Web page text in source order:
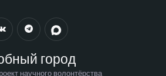
город
научного волонтёрства